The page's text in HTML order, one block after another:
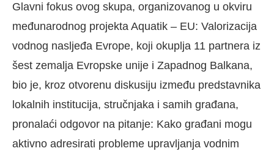
Glavni fokus ovog skupa, organizovanog u okviru
međunarodnog projekta Aquatik – EU: Valorizacija
vodnog nasljeđa Evrope, koji okuplja 11 partnera iz
šest zemalja Evropske unije i Zapadnog Balkana,
bio je, kroz otvorenu diskusiju između predstavnika
lokalnih institucija, stručnjaka i samih građana,
pronalaći odgovor na pitanje: Kako građani mogu
aktivno adresirati probleme upravljanja vodnim